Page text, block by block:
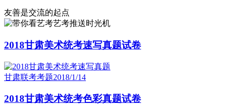
友善是交流的起点
艺考推送时光机
2018甘肃美术统考速写真题试卷
甘肃联考考题2018/1/14
2018甘肃美术统考色彩真题试卷